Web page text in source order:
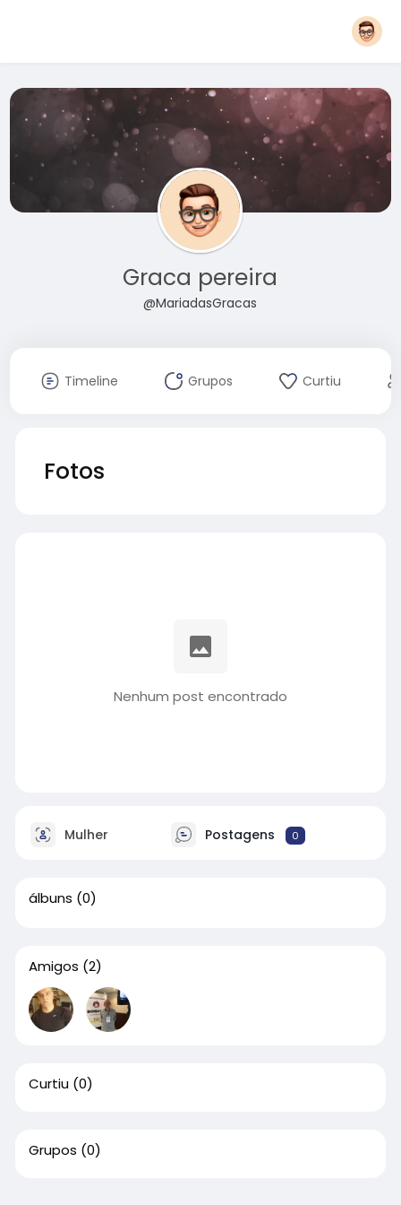
Graca pereira
@MariadasGracas
Timeline Grupos Curtiu
Fotos
Nenhum post encontrado
Mulher Postagens 0
álbuns (0)
Amigos (2)
Curtiu (0)
Grupos (0)